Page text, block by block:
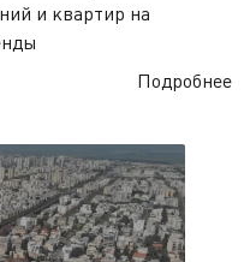
и квартир на
Подробнее